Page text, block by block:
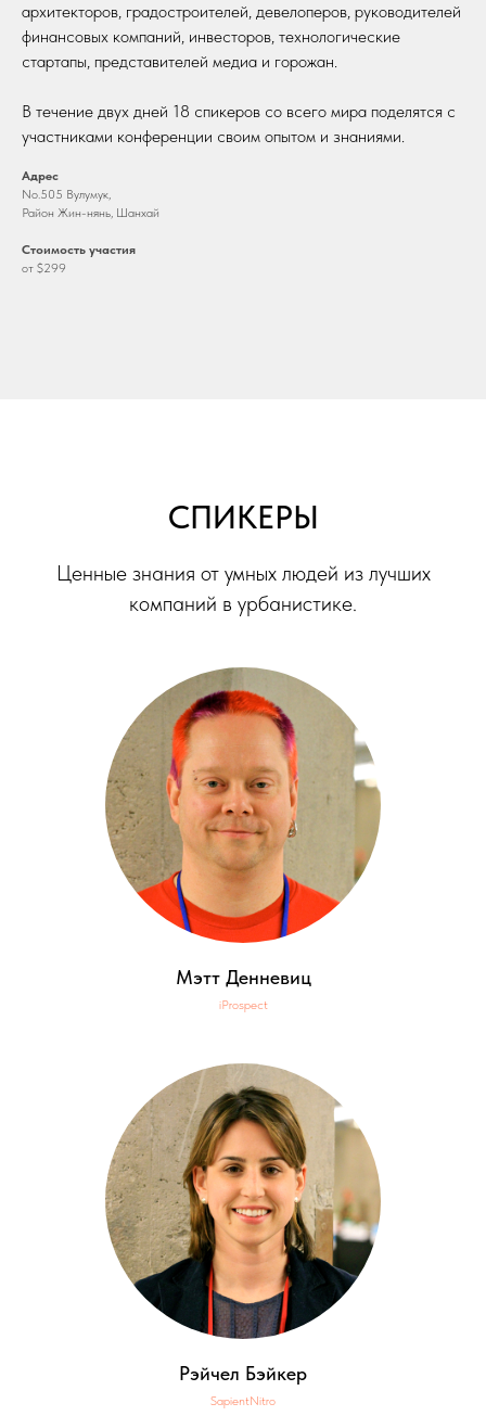
архитекторов, градостроителей, девелоперов, руководителей
финансовых компаний, инвесторов, технологические
стартапы, представителей медиа и горожан.
В течение двух дней 18 спикеров со всего мира поделятся с
участниками конференции своим опытом и знаниями.
Адрес
No.505 Вулумук,
Район Жин-нянь, Шанхай
Стоимость участия
от $299
СПИКЕРЫ
Ценные знания от умных людей из лучших
компаний в урбанистике.
Мэтт Денневиц
iProspect
Рэйчел Бэйкер
SapientNitro